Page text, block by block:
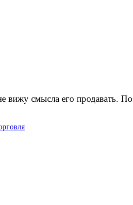
вижу смысла его продавать.